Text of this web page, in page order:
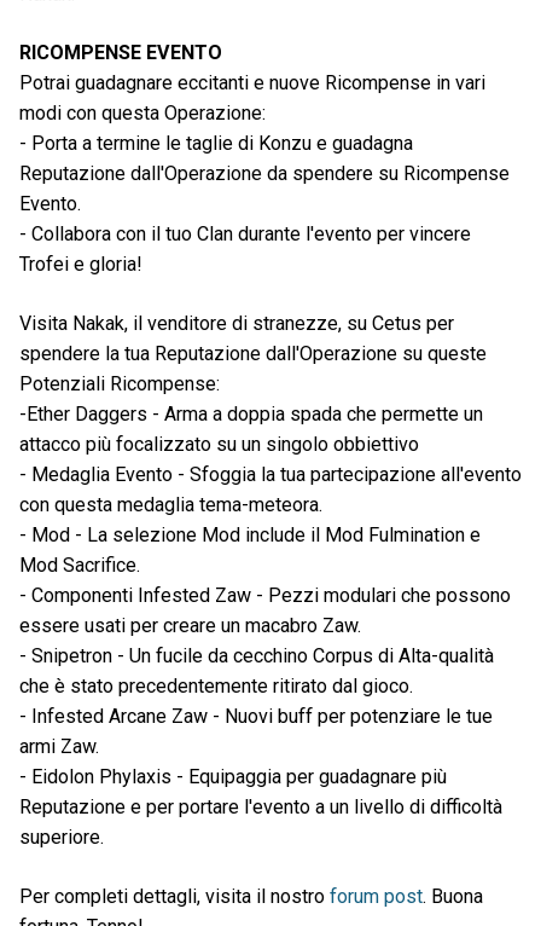
RICOMPENSE EVENTO
Potrai guadagnare eccitanti e nuove Ricompense in vari
modi con questa Operazione:
- Porta a termine le taglie di Konzu e guadagna
Reputazione dall'Operazione da spendere su Ricompense
Evento.
- Collabora con il tuo Clan durante l'evento per vincere
Trofei e gloria!
Visita Nakak, il venditore di stranezze, su Cetus per
spendere la tua Reputazione dall'Operazione su queste
Potenziali Ricompense:
-Ether Daggers - Arma a doppia spada che permette un
attacco più focalizzato su un singolo obbiettivo
- Medaglia Evento - Sfoggia la tua partecipazione all'evento
con questa medaglia tema-meteora.
- Mod - La selezione Mod include il Mod Fulmination e
Mod Sacrifice.
- Componenti Infested Zaw - Pezzi modulari che possono
essere usati per creare un macabro Zaw.
- Snipetron - Un fucile da cecchino Corpus di Alta-qualità
che è stato precedentemente ritirato dal gioco.
- Infested Arcane Zaw - Nuovi buff per potenziare le tue
armi Zaw.
- Eidolon Phylaxis - Equipaggia per guadagnare più
Reputazione e per portare l'evento a un livello di difficoltà
superiore.
Per completi dettagli, visita il nostro forum post. Buona